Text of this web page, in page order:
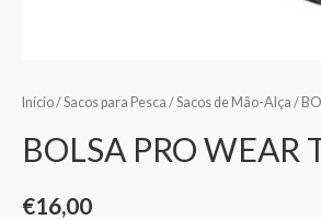
Início/Sacos para Pesca /Sacos de Mão-Alça /
BOLSA PRO WEAR
€16,00